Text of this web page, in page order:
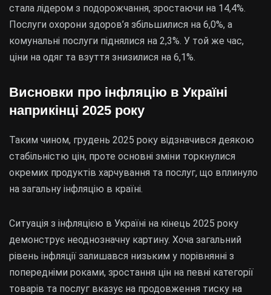
стала лідером з подорожчання, зростаючи на 14,4%.
Послуги охорони здоров’я збільшилися на 6,0%, а
комунальні послуги піднялися на 2,3%. У той же час,
ціни на одяг та взуття знизилися на 6,1%.
Висновки про інфляцію в Україні
наприкінці 2025 року
Таким чином, грудень 2025 року відзначився деякою
стабільністю цін, проте основні зміни торкнулися
окремих продуктів харчування та послуг, що вплинуло
на загальну інфляцію в країні.
Ситуація з інфляцією в Україні на кінець 2025 року
демонструє неоднозначну картину. Хоча загальний
рівень інфляції залишався низьким у порівнянні з
попередніми роками, зростання цін на певні категорії
товарів та послуг вказує на продовження тиску на